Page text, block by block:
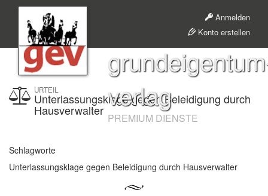
Anmelden
Konto erstellen
verlag
PREMIUM DIENSTE
URTEIL
Unterlassungsklage gegen Beleidigung durch
Hausverwalter
Schlagworte
Unterlassungsklage gegen Beleidigung durch Hausverwalter